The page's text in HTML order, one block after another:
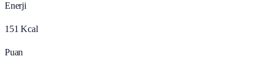
Enerji
151 Kcal
Puan